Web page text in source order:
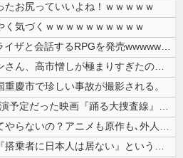
たお尻っていいよね！ｗｗｗｗｗ
く気づくｗｗｗｗｗｗｗｗｗｗ
【朗報】コエテクさん、AIライザと会話するRPGを発売wwwwwwww...
【マスコミ妄想】女性セブンさん、高市憎しが極まりすぎたのか、過去一級の...
重慶市で珍しい事故が撮影される。
【フジ】佐藤二朗（57） 主演予定だった映画『踊る大捜査線』スピンオフ...
【悲報】おにまいの二期ってやらないの？アニメも原作も､外人からも人気あ...
【赤っ恥】「航空機事故で『搭乗者に日本人は居ない』という発表は嫌い。人...